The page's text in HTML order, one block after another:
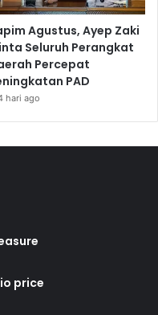
Agustus, Ayep Zaki
Seluruh Perangkat
Percepat
PAD
hari ago
price